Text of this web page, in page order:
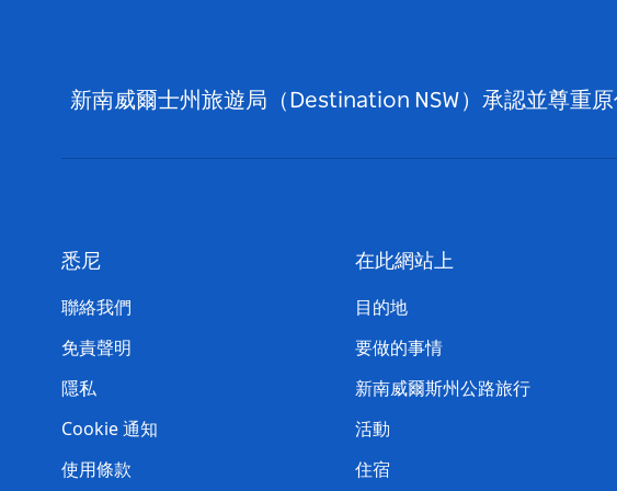
新南威爾士州旅遊局（Destination NSW）承認並尊重
悉尼
聯絡我們
免責聲明
隱私
Cookie 通知
使用條款
在此網站上
目的地
要做的事情
新南威爾斯州公路旅行
活動
住宿